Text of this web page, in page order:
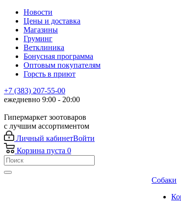
Новости
Цены и доставка
Магазины
Груминг
Ветклиника
Бонусная программа
Оптовым покупателям
Горсть в приют
+7 (383) 207-55-00
ежедневно 9:00 - 20:00
Гипермаркет зоотоваров
с лучшим ассортиментом
Личный кабинетВойти
Корзина пуста 0
Собаки